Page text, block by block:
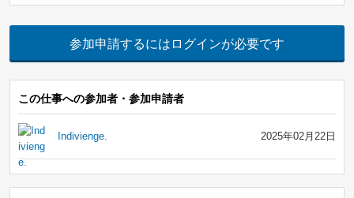
参加申請するにはログインが必要です
この仕事への参加者・参加申請者
Indivienge. 2025年02月22日